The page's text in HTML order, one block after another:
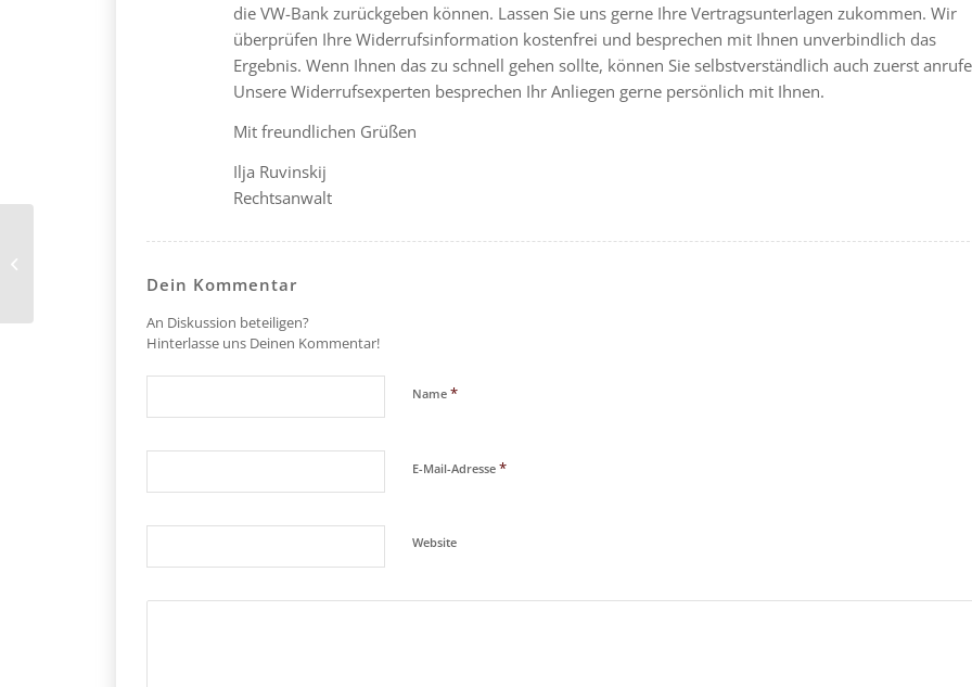
die VW-Bank zurückgeben können. Lassen Sie uns gerne Ihre Vertragsunterlagen zukommen. Wir
überprüfen Ihre Widerrufsinformation kostenfrei und besprechen mit Ihnen unverbindlich das
Ergebnis. Wenn Ihnen das zu schnell gehen sollte, können Sie selbstverständlich auch zuerst
Unsere Widerrufsexperten besprechen Ihr Anliegen gerne persönlich mit Ihnen.
Mit freundlichen Grüßen
Ilja Ruvinskij
Rechtsanwalt
Dein Kommentar
An Diskussion beteiligen?
Hinterlasse uns Deinen Kommentar!
Name*
E-Mail-Adresse*
Website